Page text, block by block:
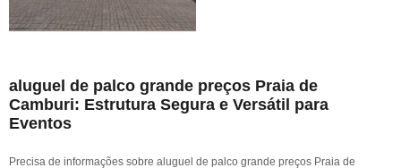
aluguel de palco grande preços Praia de
Camburi: Estrutura Segura e Versátil para
Eventos
Precisa de informações sobre aluguel de palco grande preços Praia de